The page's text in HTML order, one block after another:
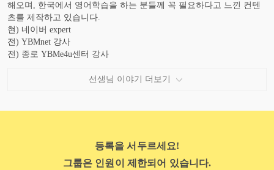
해오며, 한국에서 영어학습을 하는 분들께 꼭 필요하다고 느낀 컨텐
츠를 제작하고 있습니다.
현) 네이버 expert
전) YBMnet 강사
전) 종로 YBMe4u센터 강사
선생님 이야기 더보기
등록을 서두르세요!
그룹은 인원이 제한되어 있습니다.